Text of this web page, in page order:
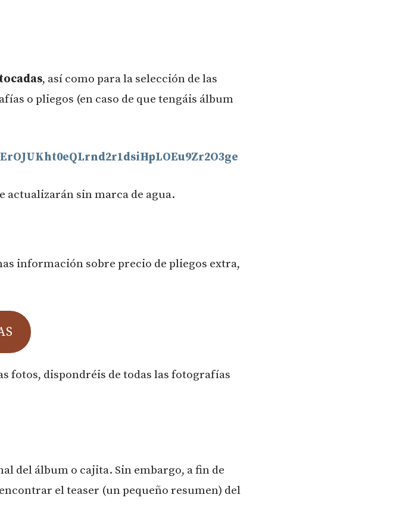
, así como para la selección de las
o pliegos (en caso de que tengáis álbum
sin marca de agua.
información sobre precio de pliegos extra,
fotos, dispondréis de todas las fotografías
del álbum o cajita. Sin embargo, a fin de
el teaser (un pequeño resumen) del